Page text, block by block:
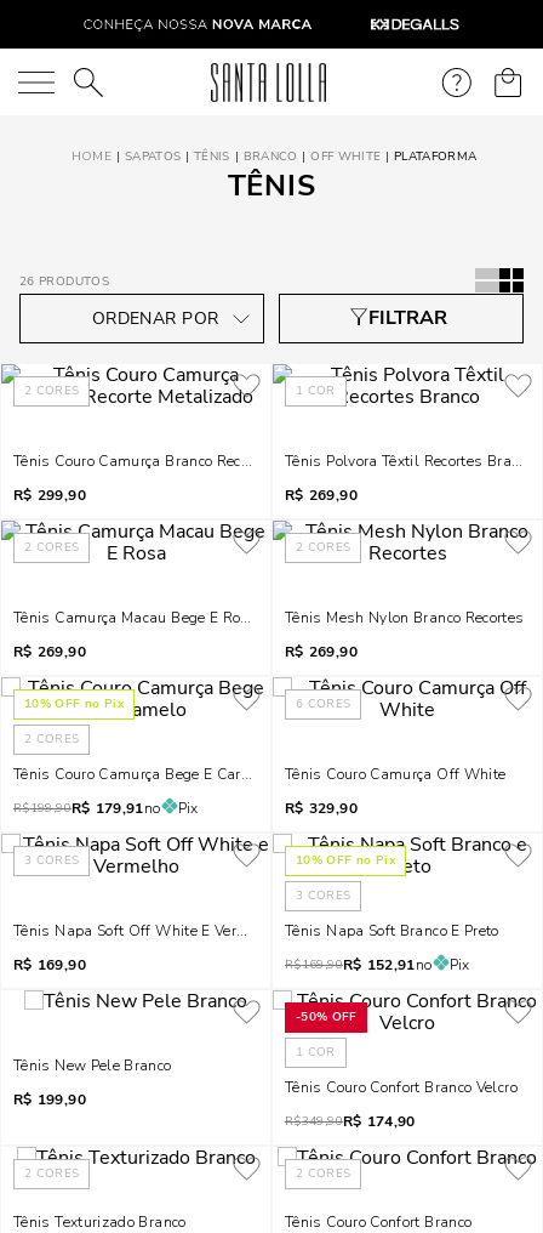
O que você está procurando?
SAPATOS TÊNIS BRANCO OFF WHITE PLATAFORMA
TÊNIS
26 PRODUTOS
2 CORES
Tênis Couro Camurça Branco Recorte Metalizado
R$ 299,90
1 COR
Tênis Polvora Têxtil Recortes Branco
R$ 269,90
2 CORES
Tênis Camurça Macau Bege E Rosa
R$ 269,90
2 CORES
Tênis Mesh Nylon Branco Recortes
R$ 269,90
10% OFF no Pix
2 CORES
Tênis Couro Camurça Bege E Caramelo
R$199,90R$ 179,91no Pix
6 CORES
Tênis Couro Camurça Off White
R$ 329,90
3 CORES
Tênis Napa Soft Off White E Vermelho
R$ 169,90
10% OFF no Pix
3 CORES
Tênis Napa Soft Branco E Preto
R$169,90R$ 152,91no Pix
Tênis New Pele Branco
R$ 199,90
-50% OFF
1 COR
Tênis Couro Confort Branco Velcro
R$349,90R$ 174,90
2 CORES
Tênis Texturizado Branco
2 CORES
Tênis Couro Confort Branco